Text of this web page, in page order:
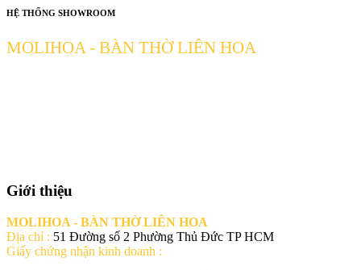
HỆ THỐNG SHOWROOM
MOLIHOA - BÀN THỜ LIÊN HOA
Giới thiệu
MOLIHOA - BÀN THỜ LIÊN HOA
Địa chỉ : 51 Đường số 2 Phường Thủ Đức TP HCM
Giấy chứng nhận kinh doanh :